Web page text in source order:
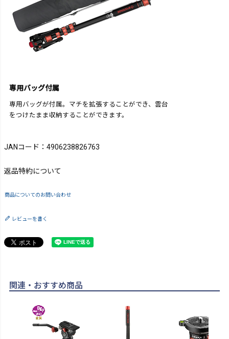
専用バッグ付属
専用バッグが付属。マチを拡張することができ、雲台
をつけたまま収納することができます。
JANコード：4906238826763
返品特約について
商品についてのお問い合わせ
レビューを書く
関連・おすすめ商品